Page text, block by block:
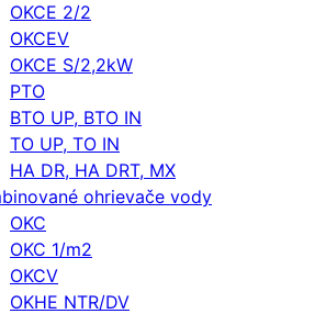
OKCE 2/2
OKCEV
OKCE S/2,2kW
PTO
BTO UP, BTO IN
TO UP, TO IN
HA DR, HA DRT, MX
ohrievače vody
OKC
OKC 1/m2
OKCV
OKHE NTR/DV